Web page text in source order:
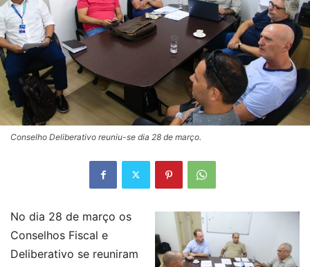
Conselho Deliberativo reuniu-se dia 28 de março.
No dia 28 de março os
Conselhos Fiscal e
Deliberativo se reuniram